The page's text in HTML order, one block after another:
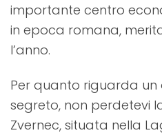
importante centro
in epoca romana,
l’anno.
Per quanto riguarda
segreto, non perdetevi
Zvernec, situata nella